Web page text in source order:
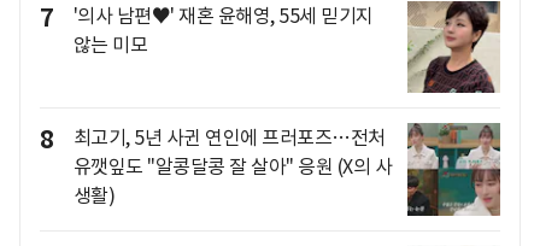
7
'의사 남편♥' 재혼 윤해영, 55세 믿기지
않는 미모
8
최고기, 5년 사귄 연인에 프러포즈…전처
유깻잎도 "알콩달콩 잘 살아" 응원 (X의 사
생활)